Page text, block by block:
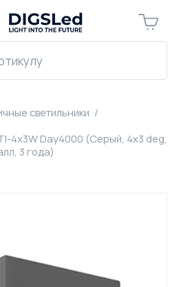
светильники
4x3W Day4000 (Серый, 4x3 deg,
3 года)